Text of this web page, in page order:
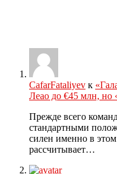
CafarFataliyev к
Леао до €45 млн, но
Прежде всего
стандартными
силен именно в
рассчитывает…